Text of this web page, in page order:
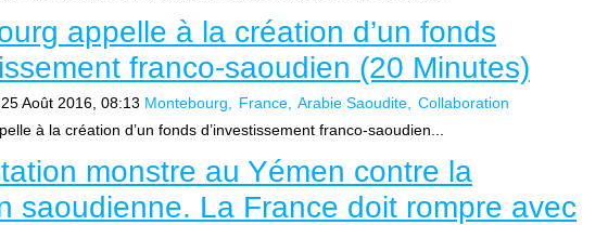
appelle à la création d’un fonds
franco-saoudien (20 Minutes)
25 Août 2016, 08:13 Montebourg France Arabie Saoudite
Collaboration
à la création d’un fonds d’investissement franco-saoudien...
monstre au Yémen contre la
saoudienne. La France doit rompre avec